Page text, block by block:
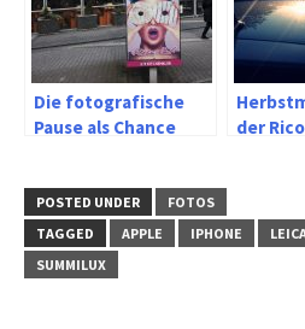
Die fotografische
Pause als Chance
der
POSTED UNDER
FOTOS
TAGGED
APPLE IPHONE
SUMMILUX